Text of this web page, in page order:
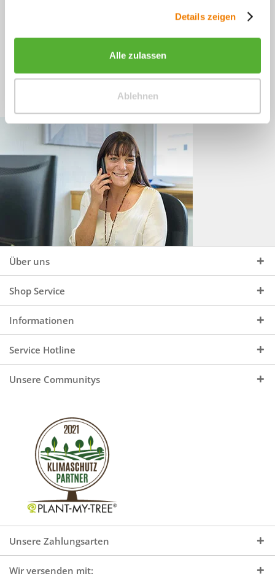
Details zeigen
Alle zulassen
Ablehnen
Sie haben Fragen zu unseren
+49 (0)4244 965 34 04
Mo - Do, 09:00 - 16:00 Uhr
und Fr, 09:00 - 13:00 Uhr
Über uns
Shop Service
Informationen
Service Hotline
Unsere Communitys
Unsere Zahlungsarten
Wir versenden mit: